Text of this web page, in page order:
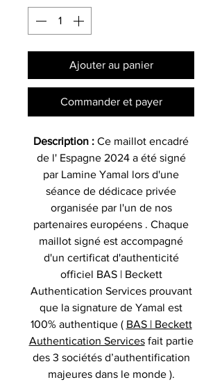
Ajouter au panier
Commander et payer
Description : Ce maillot encadré
de l' Espagne 2024 a été signé
par Lamine Yamal lors d'une
séance de dédicace privée
organisée par l'un de nos
partenaires européens . Chaque
maillot signé est accompagné
d'un certificat d'authenticité
officiel BAS | Beckett
Authentication Services prouvant
que la signature de Yamal est
100% authentique ( BAS | Beckett
Authentication Servicesfait partie
des 3 sociétés d’authentification
majeures dans le monde ).